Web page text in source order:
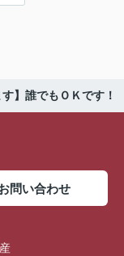
】誰でもＯＫです！
問い合わせ